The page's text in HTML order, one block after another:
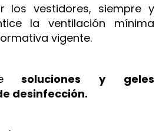
los vestidores, siempre y
la ventilación mínima
vigente.
soluciones y geles
desinfección.